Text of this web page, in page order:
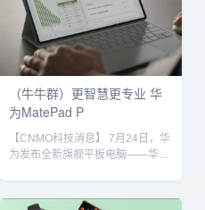
MateBook 14 Linux版为例，换装
Windows系统后，它的AI空间功能
内含了百度文心一言、科大讯飞星
火、智谱清言等多款业...
（牛牛群）更智慧更专业 华
为MatePad P
【CNMO科技消息】 7月24日，华
为发布全新旗舰平板电脑——华为
电脑，华为MatePad Pro 12.2 英